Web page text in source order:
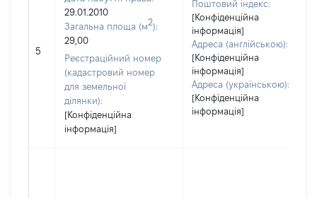
5
29.01.2010
Загальна площа (м2):
29,00
Реєстраційний номер
(кадастровий номер
для земельної
ділянки):
[Конфіденційна
інформація]
Поштовий індекс:
[Конфіденційна
інформація]
Адреса (англійською):
[Конфіденційна
інформація]
Адреса (українською):
[Конфіденційна
інформація]